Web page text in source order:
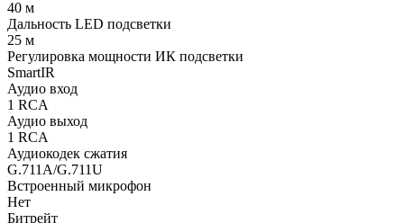
40 м
Дальность LED подсветки
25 м
Регулировка мощности ИК подсветки
SmartIR
Аудио вход
1 RCA
Аудио выход
1 RCA
Аудиокодек сжатия
G.711A/G.711U
Встроенный микрофон
Нет
Битрейт